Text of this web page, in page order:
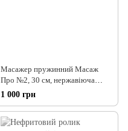
Масажер пружинний Масаж
Про №2, 30 см, нержавіюча
сталь, Су Джок, 1 шт
1 000 грн